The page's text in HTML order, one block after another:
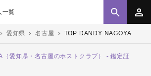
一覧
愛知県 名古屋 TOP DANDY NAGOYA
愛知県・名古屋のホストクラブ） - 鑑定証